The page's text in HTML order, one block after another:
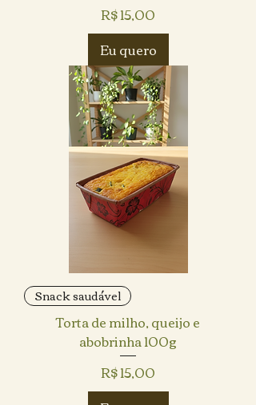
Preço
R$ 15,00
Eu quero
Snack saudável
Torta de milho, queijo e
abobrinha 100g
Preço
R$ 15,00